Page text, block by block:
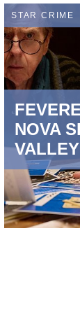
STAR CRIME
NOVA
CRIME